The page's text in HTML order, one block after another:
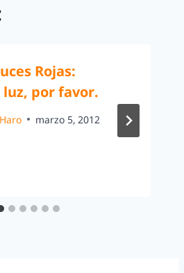
Rojas:
por favor.
marzo 5, 2012